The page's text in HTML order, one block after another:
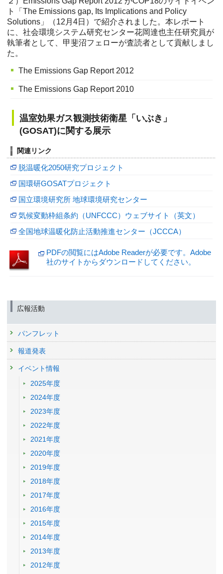
ト「The Emissions gap, Its Implications and Policy
Solutions」（12月4日）で紹介されました。本レポート
に、社会環境システム研究センター花岡達也主任研究員が
執筆者として、甲斐沼フェローが査読者として貢献しまし
た。
The Emissions Gap Report 2012
The Emissions Gap Report 2010
温室効果ガス観測技術衛星「いぶき」
(GOSAT)に関する展示
関連リンク
脱温暖化2050研究プロジェクト
国環研GOSATプロジェクト
国立環境研究所 地球環境研究センター
気候変動枠組条約（UNFCCC）ウェブサイト（英文）
全国地球温暖化防止活動推進センター（JCCCA）
PDFの閲覧にはAdobe Readerが必要です。Adobe
社のサイトからダウンロードしてください。
広報活動
パンフレット
報道発表
イベント情報
2025年度
2024年度
2023年度
2022年度
2021年度
2020年度
2019年度
2018年度
2017年度
2016年度
2015年度
2014年度
2013年度
2012年度